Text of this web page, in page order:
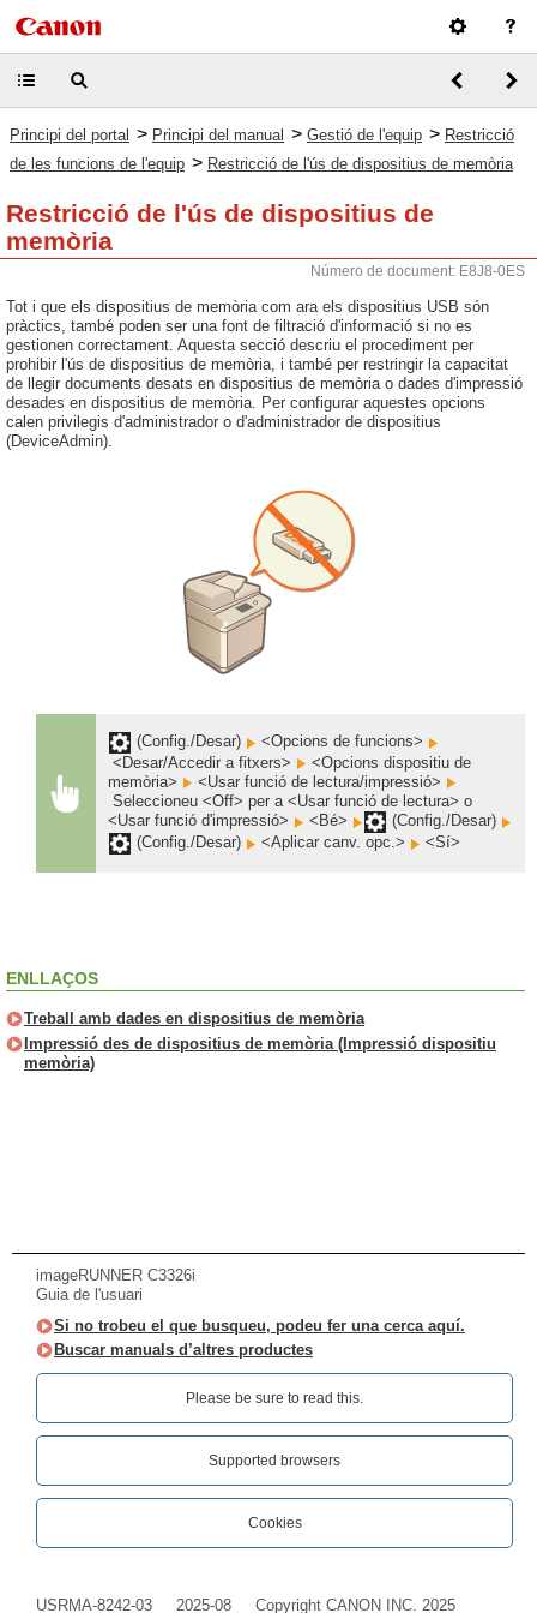
Principi del portal > Principi del manual > Gestió de l'equip > Restricció
de les funcions de l'equip > Restricció de l'ús de dispositius de memòria
Restricció de l'ús de dispositius de
memòria
Número de document: E8J8-0ES
Tot i que els dispositius de memòria com ara els dispositius USB són
pràctics, també poden ser una font de filtració d'informació si no es
gestionen correctament. Aquesta secció descriu el procediment per
prohibir l'ús de dispositius de memòria, i també per restringir la capacitat
de llegir documents desats en dispositius de memòria o dades d'impressió
desades en dispositius de memòria. Per configurar aquestes opcions
calen privilegis d'administrador o d'administrador de dispositius
(DeviceAdmin).
(Config./Desar)
<Opcions de funcions>
<Desar/Accedir a fitxers>
<Opcions dispositiu de
memòria>
<Usar funció de lectura/impressió>
Seleccioneu <Off> per a <Usar funció de lectura> o
<Usar funció d'impressió>
<Bé>
(Config./Desar)
(Config./Desar)
<Aplicar canv. opc.> <Sí>
ENLLAÇOS
Treball amb dades en dispositius de memòria
Impressió des de dispositius de memòria (Impressió dispositiu
memòria)
imageRUNNER C3326i
Guia de l'usuari
Si no trobeu el que busqueu, podeu fer una cerca aquí.
Buscar manuals d’altres productes
Please be sure to read this.‎
Supported browsers
Cookies
USRMA-8242-03 2025-08 Copyright CANON INC. 2025